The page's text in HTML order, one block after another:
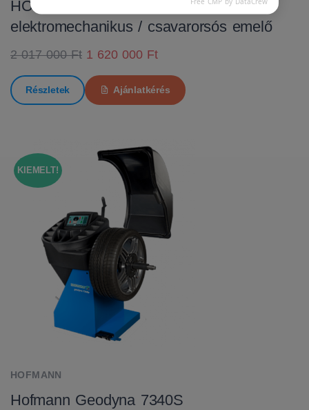
HOFMANN MTF 3000 C
elektromechanikus / csavarorsós emelő
2 017 000 Ft 1 620 000 Ft
Részletek Ajánlatkérés
KIEMELT!
HOFMANN
Hofmann Geodyna 7340S